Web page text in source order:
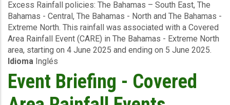
Area
Rainfall
Events
(4/06/2025
to
5/06/2025)
-
Excess
Rainfall
Excess Rainfall policies: The Bahamas – South East, The
Bahamas - Central, The Bahamas - North and The Bahamas -
Extreme North. This rainfall was associated with a Covered
Area Rainfall Event (CARE) in The Bahamas - Extreme North
area, starting on 4 June 2025 and ending on 5 June 2025.
Idioma Inglés
Event Briefing - Covered